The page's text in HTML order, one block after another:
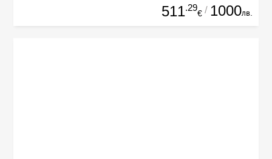
511.29
€ / 1000лв.